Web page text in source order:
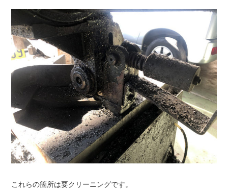
これらの箇所は要クリーニングです。